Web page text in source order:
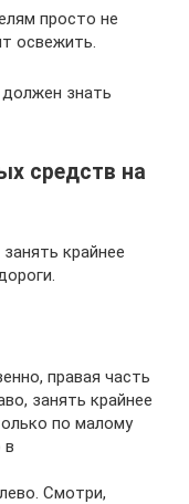
просто не
освежить.
знать
средств на
крайнее
правая часть
занять крайнее
по малому
в
Смотри,